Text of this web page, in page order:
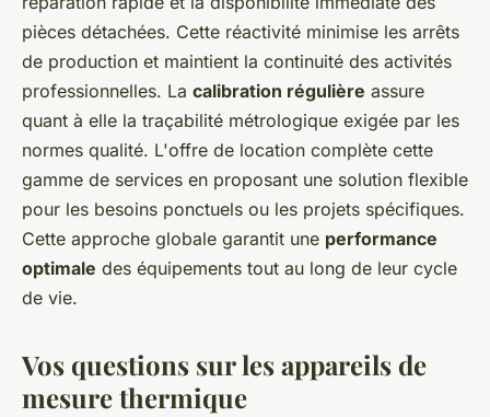
pièces détachées. Cette réactivité minimise les arrêts
de production et maintient la continuité des activités
professionnelles. La calibration régulière assure
quant à elle la traçabilité métrologique exigée par les
normes qualité. L'offre de location complète cette
gamme de services en proposant une solution flexible
pour les besoins ponctuels ou les projets spécifiques.
Cette approche globale garantit une performance
optimale des équipements tout au long de leur cycle
de vie.
Vos questions sur les appareils de
mesure thermique